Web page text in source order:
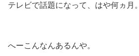
テレビで話題になって、はや何ヵ月。
へーこんなんあるんや。